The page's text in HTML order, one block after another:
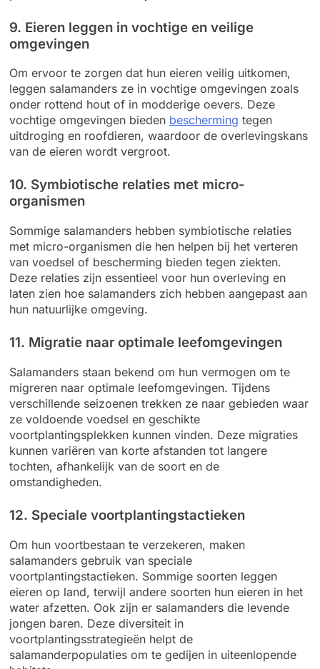
9. Eieren leggen in vochtige en veilige
omgevingen
Om ervoor te zorgen dat hun eieren veilig uitkomen,
leggen salamanders ze in vochtige omgevingen zoals
onder rottend hout of in modderige oevers. Deze
vochtige omgevingen bieden bescherming tegen
uitdroging en roofdieren, waardoor de overlevingskans
van de eieren wordt vergroot.
10. Symbiotische relaties met micro-
organismen
Sommige salamanders hebben symbiotische relaties
met micro-organismen die hen helpen bij het verteren
van voedsel of bescherming bieden tegen ziekten.
Deze relaties zijn essentieel voor hun overleving en
laten zien hoe salamanders zich hebben aangepast aan
hun natuurlijke omgeving.
11. Migratie naar optimale leefomgevingen
Salamanders staan bekend om hun vermogen om te
migreren naar optimale leefomgevingen. Tijdens
verschillende seizoenen trekken ze naar gebieden waar
ze voldoende voedsel en geschikte
voortplantingsplekken kunnen vinden. Deze migraties
kunnen variëren van korte afstanden tot langere
tochten, afhankelijk van de soort en de
omstandigheden.
12. Speciale voortplantingstactieken
Om hun voortbestaan te verzekeren, maken
salamanders gebruik van speciale
voortplantingstactieken. Sommige soorten leggen
eieren op land, terwijl andere soorten hun eieren in het
water afzetten. Ook zijn er salamanders die levende
jongen baren. Deze diversiteit in
voortplantingsstrategieën helpt de
salamanderpopulaties om te gedijen in uiteenlopende